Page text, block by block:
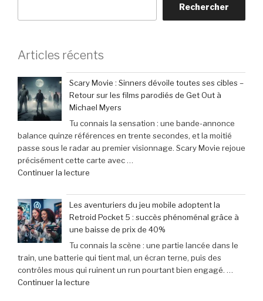
Rechercher
Articles récents
Scary Movie : Sinners dévoile toutes ses cibles –
Retour sur les films parodiés de Get Out à
Michael Myers
Tu connais la sensation : une bande-annonce
balance quinze références en trente secondes, et la moitié
passe sous le radar au premier visionnage. Scary Movie rejoue
précisément cette carte avec …
Continuer la lecture
Movie
:
Sinners
dévoile
toutes
ses
cibles
Les aventuriers du jeu mobile adoptent la
Retroid Pocket 5 : succès phénoménal grâce à
une baisse de prix de 40%
Tu connais la scène : une partie lancée dans le
train, une batterie qui tient mal, un écran terne, puis des
contrôles mous qui ruinent un run pourtant bien engagé. …
Continuer la lecture